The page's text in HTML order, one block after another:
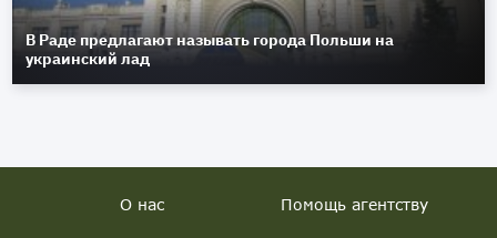
В Раде предлагают называть города Польши на
украинский лад
О нас Помощь агентству